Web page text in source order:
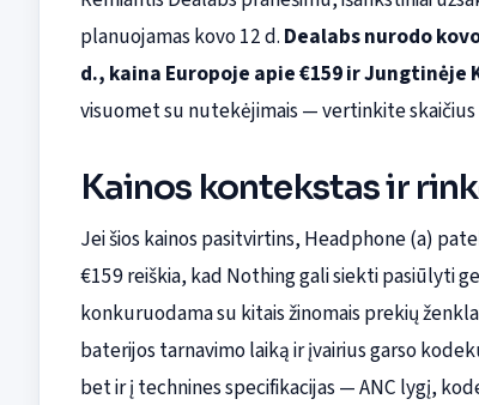
planuojamas kovo 12 d. Dealabs nurodo
d., kaina Europoje apie €159 ir Jungtinėje
visuomet su nutekėjimais — vertinkite
Kainos kontekstas ir
Jei šios kainos pasitvirtins, Headphone (a)
€159 reiškia, kad Nothing gali siekti pasiūlyti
konkuruodama su kitais žinomais prekių
baterijos tarnavimo laiką ir įvairius garso
bet ir į technines specifikacijas — ANC lygį,